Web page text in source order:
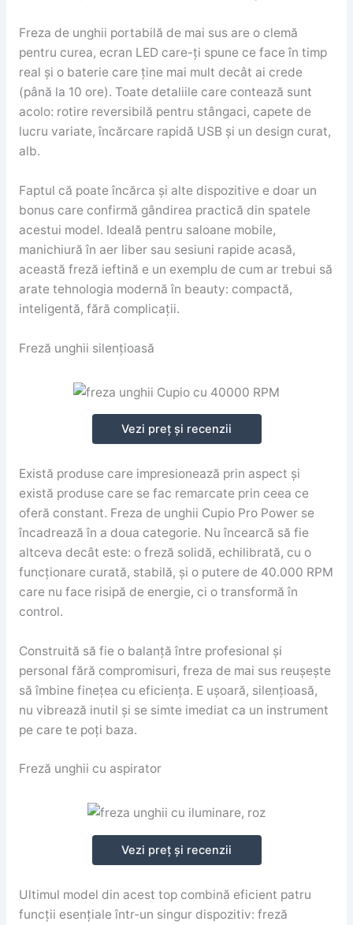
Freza de unghii portabilă de mai sus are o clemă
pentru curea, ecran LED care-ți spune ce face în timp
real și o baterie care ține mai mult decât ai crede
(până la 10 ore). Toate detaliile care contează sunt
acolo: rotire reversibilă pentru stângaci, capete de
lucru variate, încărcare rapidă USB și un design curat,
alb.
Faptul că poate încărca și alte dispozitive e doar un
bonus care confirmă gândirea practică din spatele
acestui model. Ideală pentru saloane mobile,
manichiură în aer liber sau sesiuni rapide acasă,
această freză ieftină e un exemplu de cum ar trebui să
arate tehnologia modernă în beauty: compactă,
inteligentă, fără complicații.
Freză unghii silențioasă
Vezi preț și recenzii
Există produse care impresionează prin aspect și
există produse care se fac remarcate prin ceea ce
oferă constant. Freza de unghii Cupio Pro Power se
încadrează în a doua categorie. Nu încearcă să fie
altceva decât este: o freză solidă, echilibrată, cu o
funcționare curată, stabilă, și o putere de 40.000 RPM
care nu face risipă de energie, ci o transformă în
control.
Construită să fie o balanță între profesional și
personal fără compromisuri, freza de mai sus reușește
să îmbine finețea cu eficiența. E ușoară, silențioasă,
nu vibrează inutil și se simte imediat ca un instrument
pe care te poți baza.
Freză unghii cu aspirator
Vezi preț și recenzii
Ultimul model din acest top combină eficient patru
funcții esențiale într-un singur dispozitiv: freză